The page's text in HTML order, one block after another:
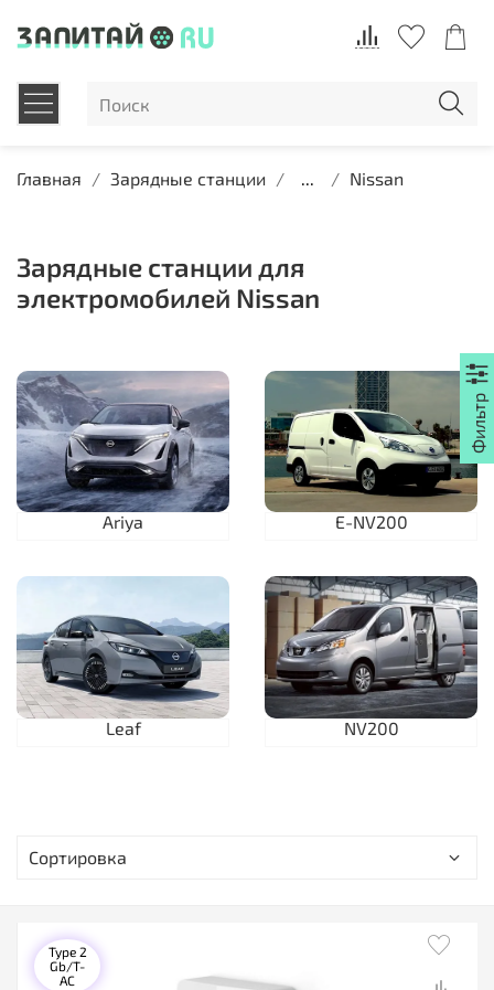
Главная Зарядные станции ... Nissan
Зарядные станции для
электромобилей Nissan
Ariya E-NV200
Leaf NV200
Type 2
Gb/T-
AC